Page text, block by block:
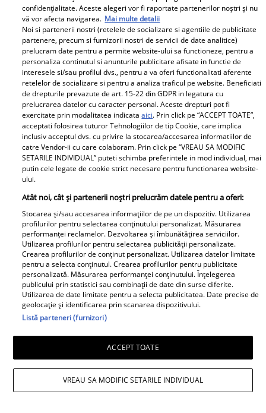
Cabral rupe tăcerea după
divorțul de Andreea Ibacka. „Nu
mi-a convenit să spun asta cu
voce tare. M-a afectat”
Elle
Cum arată și cu ce se ocupă
acum fosta soție a lui Adrian
Sârbu și unul dintre cele mai
apreciate modele din anii 90. A
fost decorată recent de
Ministerul Culturii din Franța.
Foto
Noi dezvăluiri despre relația
confidențialitate. Aceste alegeri vor fi raportate partenerilor noștri și nu
vă vor afecta navigarea. Mai multe detalii
Noi si partenerii nostri (retelele de socializare si agentiile de publicitate
partenere, precum si furnizorii nostri de servicii de date analitice)
prelucram date pentru a permite website-ului sa functioneze, pentru a
personaliza continutul si anunturile publicitare afisate in functie de
interesele si/sau profilul dvs., pentru a va oferi functionalitati aferente
retelelor de socializare si pentru a analiza traficul pe website. Beneficiati
de drepturile prevazute de art. 15-22 din GDPR in legatura cu
prelucrarea datelor cu caracter personal. Aceste drepturi pot fi
exercitate prin modalitatea indicataaici. Prin click pe “ACCEPT TOATE”,
acceptati folosirea tuturor Tehnologiilor de tip Cookie, care implica
inclusiv acceptul dvs. cu privire la stocarea/accesarea informatiilor de
catre Vendor-ii cu care colaboram. Prin click pe “VREAU SA MODIFIC
SETARILE INDIVIDUAL” puteti schimba preferintele in mod individual, mai
putin cele legate de cookie strict necesare pentru functionarea website-
ului.
Atât noi, cât și partenerii noștri prelucrăm datele pentru a oferi:
Stocarea și/sau accesarea informațiilor de pe un dispozitiv. Utilizarea
profilurilor pentru selectarea conținutului personalizat. Măsurarea
performanței reclamelor. Dezvoltarea și îmbunătățirea serviciilor.
Utilizarea profilurilor pentru selectarea publicității personalizate.
Crearea profilurilor de conținut personalizat. Utilizarea datelor limitate
pentru a selecta conținutul. Crearea profilurilor pentru publicitate
personalizată. Măsurarea performanței conținutului. Înțelegerea
publicului prin statistici sau combinații de date din surse diferite.
Utilizarea de date limitate pentru a selecta publicitatea. Date precise de
geolocație și identificarea prin scanarea dispozitivului.
Listă parteneri (furnizori)
ACCEPT TOATE
VREAU SA MODIFIC SETARILE INDIVIDUAL